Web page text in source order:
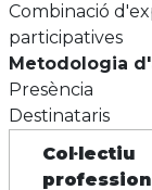
Combinació
participatives
Metodologia
Presència
Destinataris
Col·lectiu